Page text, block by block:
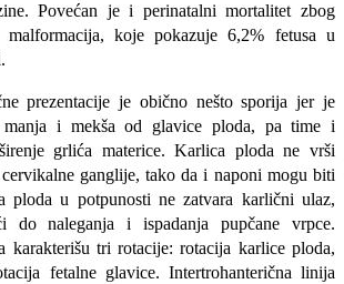
Povećan je i perinatalni mortalitet zbog
malformacija, koje pokazuje 6,2% fetusa u
prezentacije je obično nešto sporija jer je
manja i mekša od glavice ploda, pa time i
grlića materice. Karlica ploda ne vrši
ganglije, tako da i naponi mogu biti
ploda u potpunosti ne zatvara karlični ulaz,
do naleganja i ispadanja pupčane vrpce.
karakterišu tri rotacije: rota­cija karlice ploda,
fetalne glavice. Intertrohanterična linija